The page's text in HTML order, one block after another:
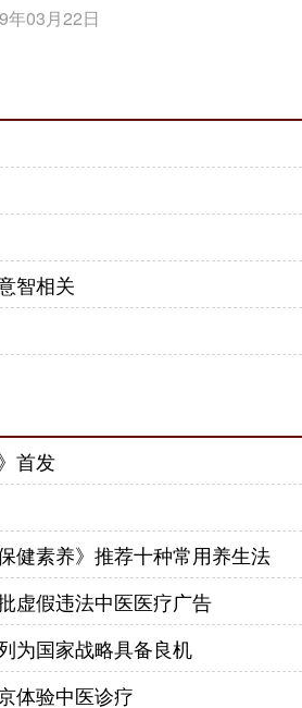
年03月22日
智相关
首发
健素养》推荐十种常用养生法
虚假违法中医医疗广告
为国家战略具备良机
体验中医诊疗